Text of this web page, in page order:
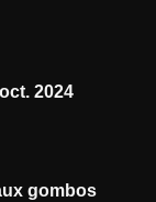
2024
gombos